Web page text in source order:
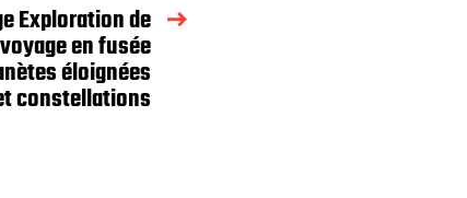
Exploration de
en fusée
éloignées
constellations